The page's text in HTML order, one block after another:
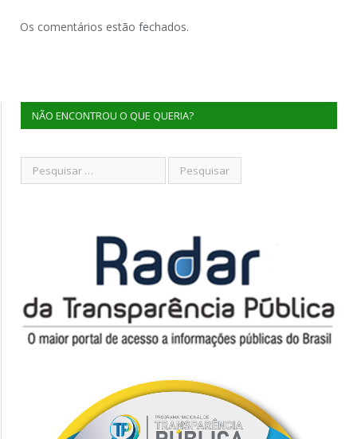
Os comentários estão fechados.
NÃO ENCONTROU O QUE QUERIA?